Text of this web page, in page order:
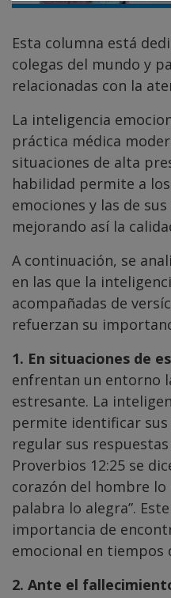
Esta columna está
colegas del mundo y
relacionadas con la
La inteligencia
práctica médica
situaciones de alta
habilidad permite a
emociones y las de
mejorando así la
A continuación, se
en las que la
acompañadas de
refuerzan su
1. En situaciones de
enfrentan un entorno
estresante. La
permite identificar
regular sus
Proverbios 12:25 se
corazón del hombre
palabra lo alegra”.
importancia de
emocional en tiempos
2. Ante el